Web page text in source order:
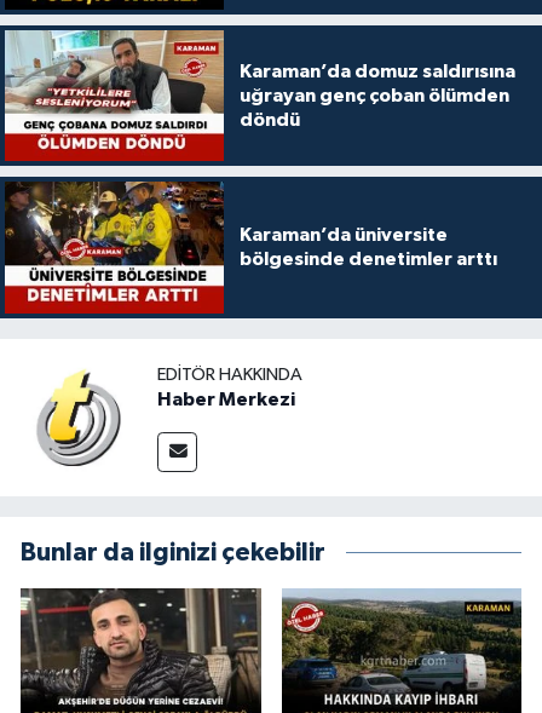
Karaman’da domuz saldırısına
uğrayan genç çoban ölümden
döndü
Karaman’da üniversite
bölgesinde denetimler arttı
EDITÖR HAKKINDA
Haber Merkezi
Bunlar da ilginizi çekebilir